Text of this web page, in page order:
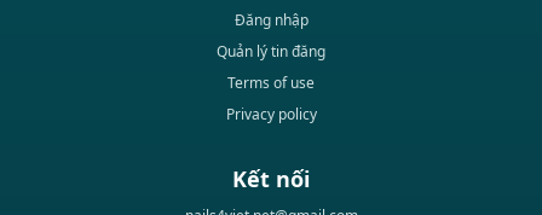
Đăng nhập
Quản lý tin đăng
Terms of use
Privacy policy
Kết nối